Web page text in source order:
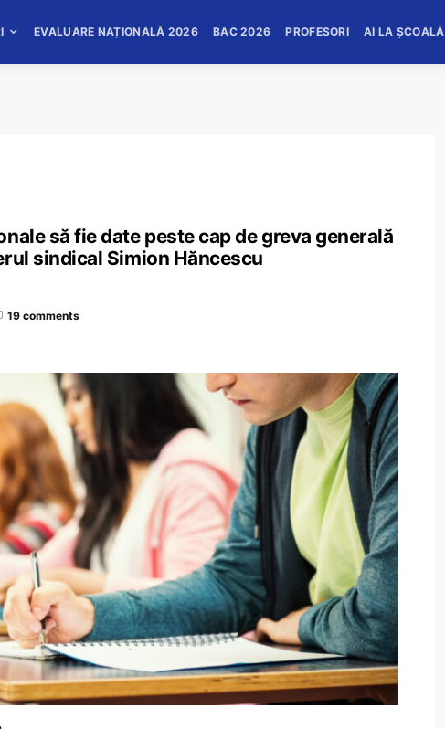
EVALUARE NAȚIONALĂ 2026 BAC 2026 PROFESORI AI LA ȘCOALĂ
să fie date peste cap de greva generală
sindical Simion Hăncescu
19 comments